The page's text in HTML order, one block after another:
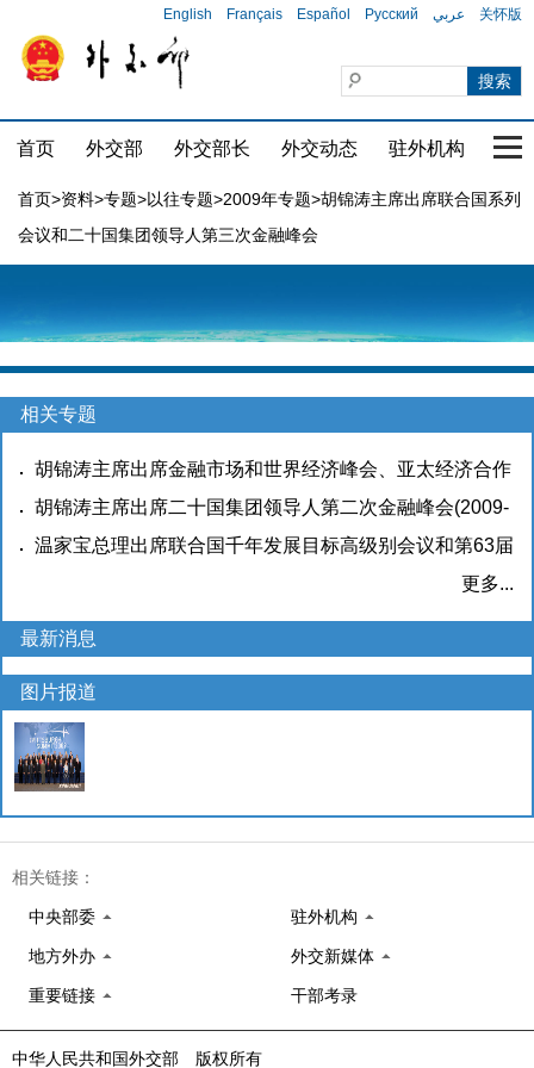
English Français Español Русский عربي 关怀版
首页 外交部 外交部长 外交动态 驻外机构 国
首页>资料>专题>以往专题>2009年专题>胡锦涛主席出席联合国系列
会议和二十国集团领导人第三次金融峰会
相关专题
胡锦涛主席出席金融市场和世界经济峰会、亚太经济合作
组织会议，对哥斯达黎加、古巴、秘鲁、希腊进行国事访
问(2009-09-17)
胡锦涛主席出席二十国集团领导人第二次金融峰会(2009-
09-17)
温家宝总理出席联合国千年发展目标高级别会议和第63届
更多...
最新消息
图片报道
相关链接：
中央部委 驻外机构
地方外办 外交新媒体
重要链接 干部考录
中华人民共和国外交部 版权所有